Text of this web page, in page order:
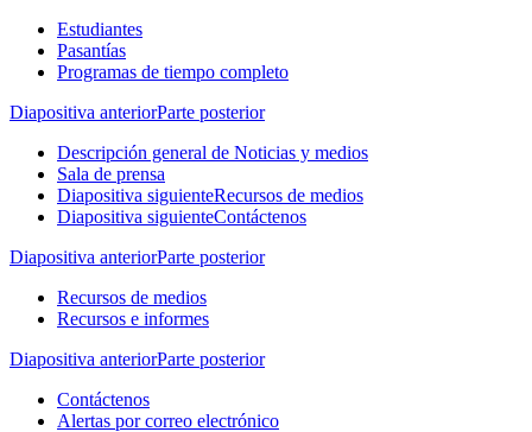
Estudiantes
Pasantías
Programas de tiempo completo
Diapositiva anteriorParte posterior
Descripción general de Noticias y medios
Sala de prensa
Diapositiva siguienteRecursos de medios
Diapositiva siguienteContáctenos
Diapositiva anteriorParte posterior
Recursos de medios
Recursos e informes
Diapositiva anteriorParte posterior
Contáctenos
Alertas por correo electrónico